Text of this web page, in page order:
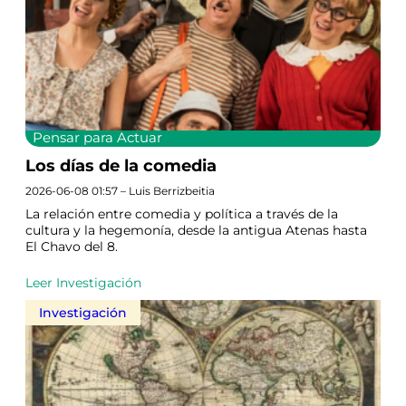
Pensar para Actuar
Los días de la comedia
2026-06-08 01:57 – Luis Berrizbeitia
La relación entre comedia y política a través de la
cultura y la hegemonía, desde la antigua Atenas hasta
El Chavo del 8.
Leer Investigación
Investigación